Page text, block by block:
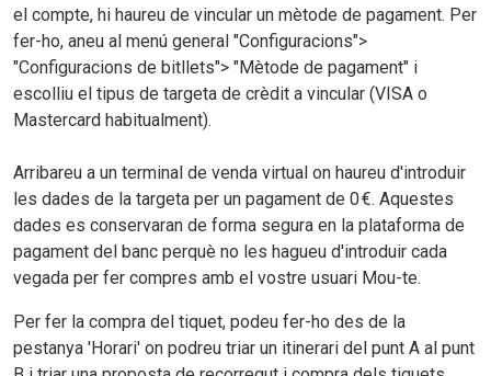
el compte, hi haureu de vincular un mètode de pagament. Per
fer-ho, aneu al menú general "Configuracions">
"Configuracions de bitllets"> "Mètode de pagament" i
escolliu el tipus de targeta de crèdit a vincular (VISA o
Mastercard habitualment).
Arribareu a un terminal de venda virtual on haureu d'introduir
les dades de la targeta per un pagament de 0 €. Aquestes
dades es conservaran de forma segura en la plataforma de
pagament del banc perquè no les hagueu d'introduir cada
vegada per fer compres amb el vostre usuari Mou-te.
Per fer la compra del tiquet, podeu fer-ho des de la
pestanya 'Horari' on podreu triar un itinerari del punt A al punt